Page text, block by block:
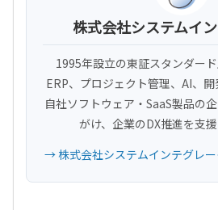
株式会社システムイ
1995年設立の東証スタンダード
ERP、プロジェクト管理、AI、
自社ソフトウェア・SaaS製品の
がけ、企業のDX推進を支援
→ 株式会社システムインテグレ